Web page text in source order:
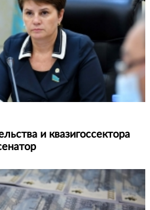
и квазигоссектора